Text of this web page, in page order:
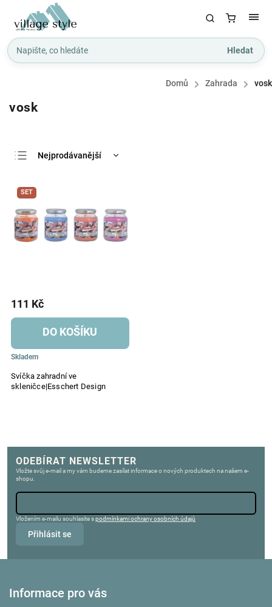
Hledat
Domů / Zahrada / vosk
vosk
Nejprodávanější
Abecedně
SET
Svíčka zahradní ve
skleničce|Esschert Design
Skladem
111 Kč
DO KOŠÍKU
ODEBÍRAT NEWSLETTER
Vložte svůj e-mail a my vám budeme zasílat informace o nových produktech na našem e-
shopu.
Vložením e-mailu souhlasíte spodmínkami ochrany osobních údajů
Přihlásit se
Informace pro vás